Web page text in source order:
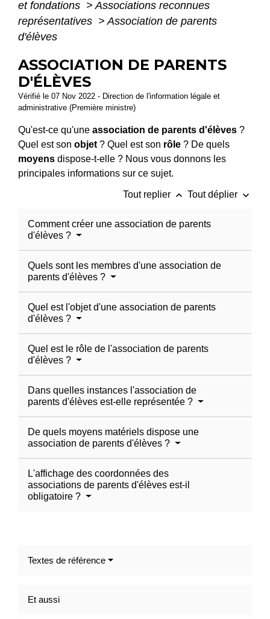
et fondations > Associations reconnues
représentatives > Association de parents
d'élèves
ASSOCIATION DE PARENTS
D'ÉLÈVES
Vérifié le 07 Nov 2022 - Direction de l'information légale et
administrative (Première ministre)
Qu'est-ce qu'une association de parents d'élèves ?
Quel est son objet ? Quel est son rôle ? De quels
moyens dispose-t-elle ? Nous vous donnons les
principales informations sur ce sujet.
Tout replier keyboard_arrow_up Tout déplier keyboard_arrow_down
Comment créer une association de parents
d'élèves ?
Quels sont les membres d'une association de
parents d'élèves ?
Quel est l'objet d'une association de parents
d'élèves ?
Quel est le rôle de l'association de parents
d'élèves ?
Dans quelles instances l'association de
parents d'élèves est-elle représentée ?
De quels moyens matériels dispose une
association de parents d'élèves ?
L'affichage des coordonnées des
associations de parents d'élèves est-il
obligatoire ?
Textes de référence
Et aussi